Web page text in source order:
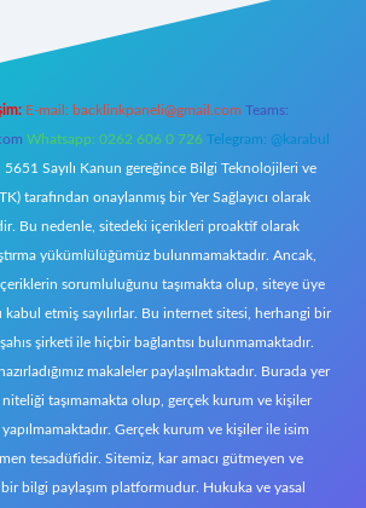
E-mail: backlinkpaneli@gmail.com Teams:
Whatsapp: 0262 606 0 726 Telegram: @karabul
5651 Sayılı Kanun gereğince Bilgi Teknolojileri ve
tarafından onaylanmış bir Yer Sağlayıcı olarak
Bu nedenle, sitedeki içerikleri proaktif olarak
yükümlülüğümüz bulunmamaktadır. Ancak,
sorumluluğunu taşımakta olup, siteye üye
etmiş sayılırlar. Bu internet sitesi, herhangi bir
şirketi ile hiçbir bağlantısı bulunmamaktadır.
makaleler paylaşılmaktadır. Burada yer
taşımamakta olup, gerçek kurum ve kişiler
yapılmamaktadır. Gerçek kurum ve kişiler ile isim
tesadüfidir. Sitemiz, kar amacı gütmeyen ve
bilgi paylaşım platformudur. Hukuka ve yasal